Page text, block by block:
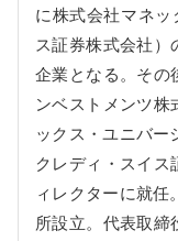
に株式会社マネッ
ス証券株式会社）
企業となる。その
ンベストメンツ株
ックス・ユニバー
クレディ・スイス
ィレクターに就任
所設立。代表取締